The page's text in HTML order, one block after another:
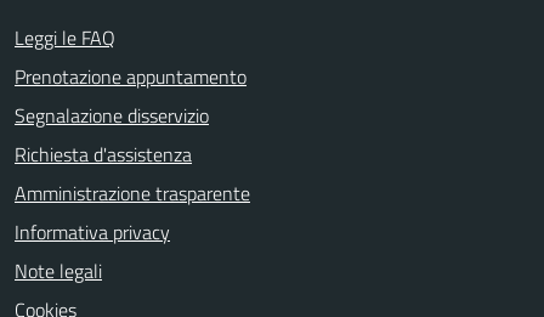
Leggi le FAQ
Prenotazione appuntamento
Segnalazione disservizio
Richiesta d'assistenza
Amministrazione trasparente
Informativa privacy
Note legali
Cookies